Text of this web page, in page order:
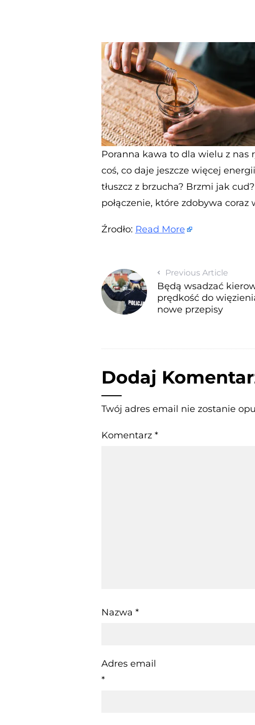
Poranna kawa to dla wielu z nas
coś, co daje jeszcze więcej
tłuszcz z brzucha? Brzmi jak
połączenie, które zdobywa
Źrodło: Read More
Previous Article
Będą wsadzać
prędkość do
nowe przepisy
Dodaj
Twój adres email nie zostanie
Komentarz *
Nazwa *
Adres email
*